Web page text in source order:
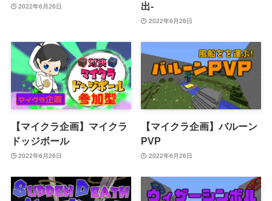
2022年6月26日
出-
2022年6月26日
【マイクラ企画】マイクラ
ドッジボール
2022年6月26日
【マイクラ企画】バルーン
PVP
2022年6月26日